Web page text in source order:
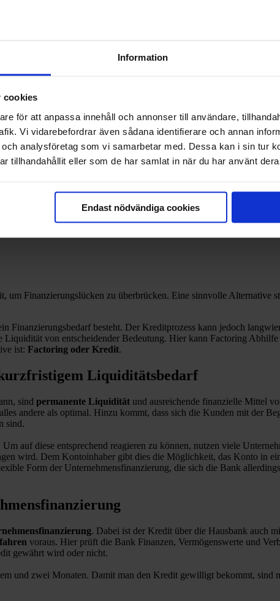
Information
cookies
för att anpassa innehåll och annonser till användare,
Vi vidarebefordrar även sådana identifierare och annan
analysföretag som vi samarbetar med. Dessa kan i sin tur
tillhandahållit eller som de har samlat in när du har använt
Endast nödvändiga cookies
für Unternehmen
um Finanzierungslücken zu überbrücken. Eine sinnvolle Alternative
Finanzierungsbedarf besteht. Der Kreditprozess kann jedoch
Liquidität von entscheidender Bedeutung. Hier kann Factoring
ist: Factoring oder Kredit.
Liquiditätsbedarf
sind permanente Liquidität und ausreichende finanzielle Mittel
andere als optimal. Hinzu kommt, dass sich die Kunden mit der
sind.
auf diese entsprechend reagieren zu können, nutzen viele
wird. Dem Kontoinhaber gibt dies die Möglichkeit, das Konto in
Form der Unternehmensfinanzierung, die sich die Bank
. Dabei ist der Kredit über die Hausbank auch
voraus. Hier prüft die Bank Finanzen, Vermögenswerte und
gewährt wird oder nicht.
und zwei Monaten. Damit man den Kredit gewilligt bekommt, sind